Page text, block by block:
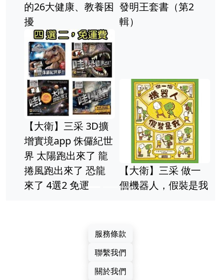
的26大健康、教養困
擾
發明王套書（第2
輯）
【大衛】三采 3D擴
增實境app 侏儸紀世
界 太陽跑出來了 龍
捲風跑出來了 恐龍
來了 4選2 免運
【大衛】三采 做一
個機器人，假裝是我
服務條款
聯繫我們
關於我們